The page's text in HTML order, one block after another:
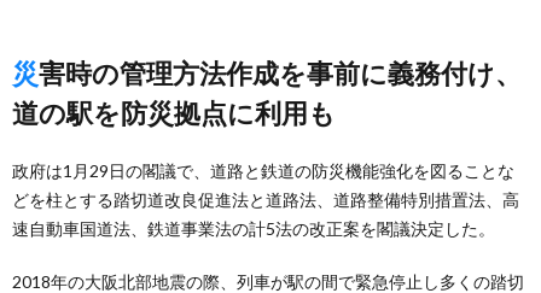
災害時の管理方法作成を事前に義務付け、
道の駅を防災拠点に利用も
政府は1月29日の閣議で、道路と鉄道の防災機能強化を図ることな
どを柱とする踏切道改良促進法と道路法、道路整備特別措置法、高
速自動車国道法、鉄道事業法の計5法の改正案を閣議決定した。
2018年の大阪北部地震の際、列車が駅の間で緊急停止し多くの踏切